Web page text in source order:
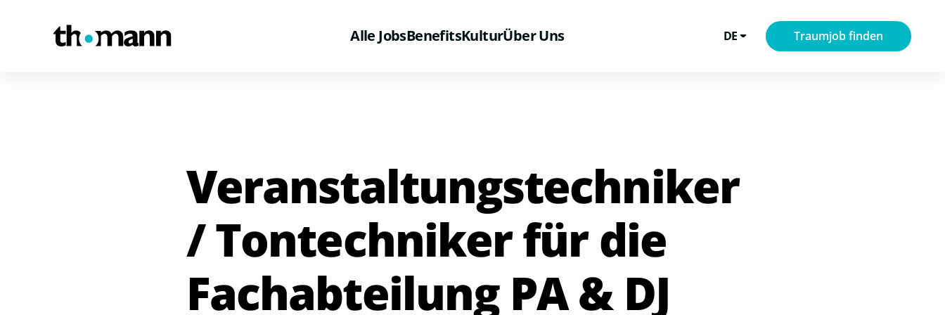
Alle JobsBenefitsKulturÜber Uns DE Traumjob finden
Veranstaltungstechniker
/ Tontechniker für die
Fachabteilung PA & DJ